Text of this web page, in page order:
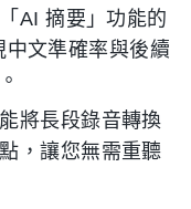
AI 摘要」功能的
文準確率與後續
將長段錄音轉換
，讓您無需重聽